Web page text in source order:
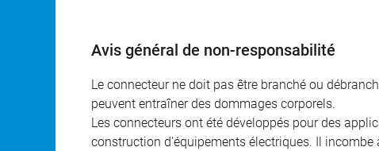
Avis général de non-responsabilité
Le connecteur ne doit pas être branché ou
peuvent entraîner des dommages corporels.
Les connecteurs ont été développés pour des
construction d'équipements électriques. Il